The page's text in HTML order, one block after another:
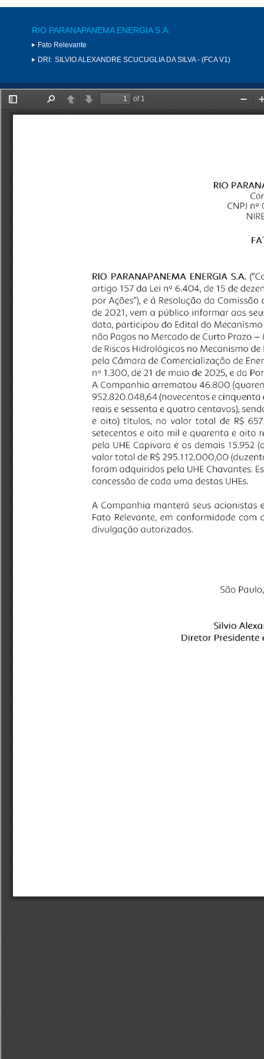
RIO PARANAPANEMA ENERGIA S.A.
Fato Relevante
DRI: SILVIO ALEXANDRE SCUCUGLIA DA SILVA - (FCA V1)